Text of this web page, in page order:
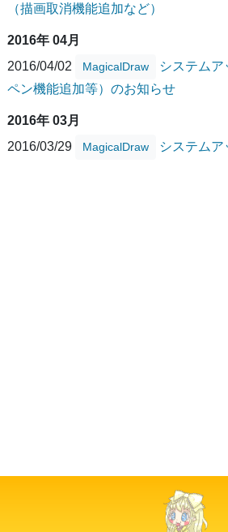
（描画取消機能追加など）
2016年 04月
2016/04/02
MagicalDraw
システム
ペン機能追加等）のお知らせ
2016年 03月
2016/03/29
MagicalDraw システム